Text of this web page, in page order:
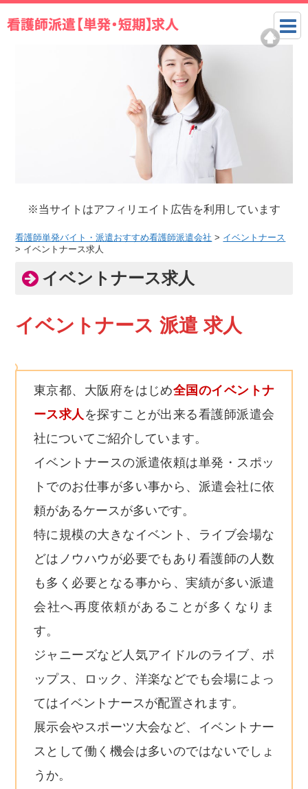
※当サイトはアフィリエイト広告を利用しています
看護師単発バイト・派遣おすすめ看護師派遣会社 > イベントナース
> イベントナース求人
イベントナース求人
イベントナース 派遣 求人
東京都、大阪府をはじめ全国のイベントナ
ース求人 を探すことが出来る看護師派遣会
社についてご紹介しています。
イベントナースの派遣依頼は単発・スポッ
トでのお仕事が多い事から、派遣会社に依
頼があるケースが多いです。
特に規模の大きなイベント、ライブ会場な
どはノウハウが必要でもあり看護師の人数
も多く必要となる事から、実績が多い派遣
会社へ再度依頼があることが多くなりま
す。
ジャニーズなど人気アイドルのライブ、ポ
ップス、ロック、洋楽などでも会場によっ
てはイベントナースが配置されます。
展示会やスポーツ大会など、イベントナー
スとして働く機会は多いのではないでしょ
うか。